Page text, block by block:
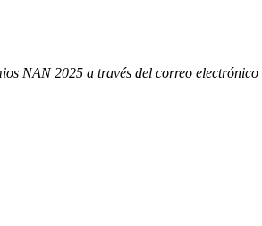
NAN 2025 a través del correo electrónico